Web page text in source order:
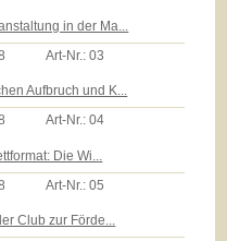
in der Ma...
Art-Nr.:03
Aufbruch und K...
Art-Nr.:04
Die Wi...
Art-Nr.:05
Club zur Förde...